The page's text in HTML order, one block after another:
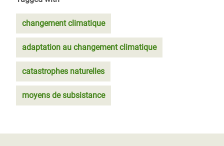
changement climatique
adaptation au changement climatique
catastrophes naturelles
moyens de subsistance